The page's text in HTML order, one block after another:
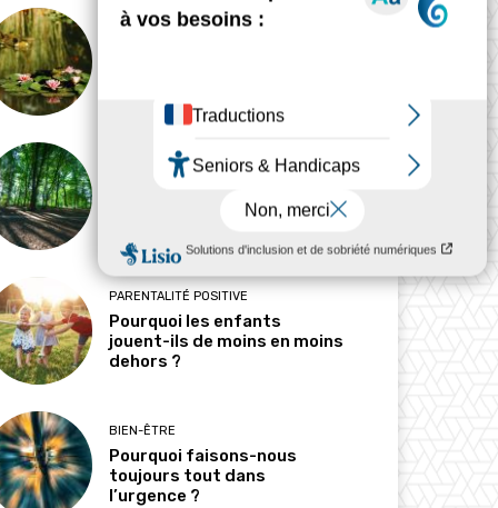
devenue une ressource
PARENTALITÉ POSITIVE
Pourquoi les enfants
jouent-ils de moins en moins
dehors ?
BIEN-ÊTRE
Pourquoi faisons-nous
toujours tout dans
l’urgence ?